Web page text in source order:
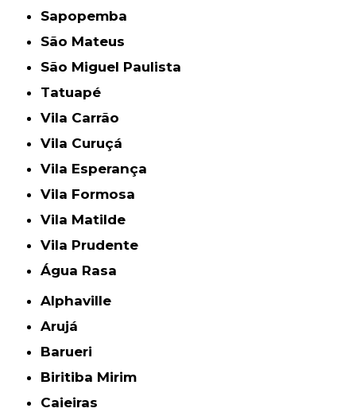
Sapopemba
São Mateus
São Miguel Paulista
Tatuapé
Vila Carrão
Vila Curuçá
Vila Esperança
Vila Formosa
Vila Matilde
Vila Prudente
Água Rasa
Alphaville
Arujá
Barueri
Biritiba Mirim
Caieiras